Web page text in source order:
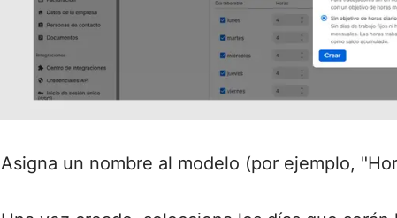
Asigna un nombre al modelo (por ejemplo,